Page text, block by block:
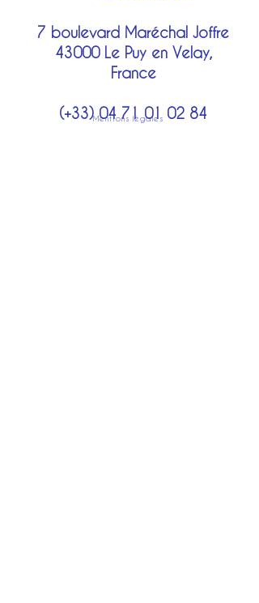
Mentions légales
7 boulevard Maréchal Joffre
43000 Le Puy en Velay,
France
(+33)04 71 01 02 84